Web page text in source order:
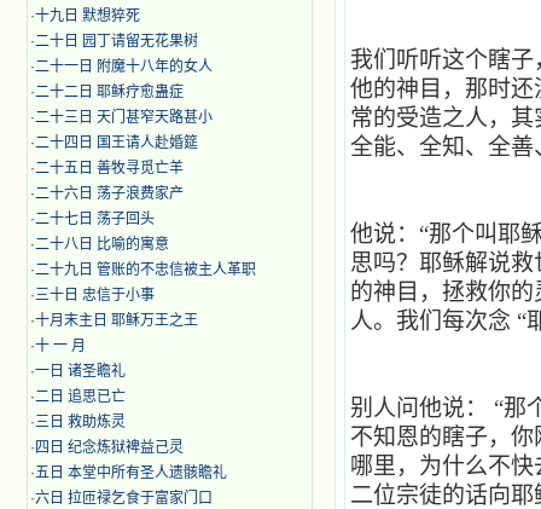
·十九日 默想猝死
·二十日 园丁请留无花果树
·二十一日 附魔十八年的女人
·二十二日 耶稣疗愈蛊症
·二十三日 天门甚窄天路甚小
·二十四日 国王请人赴婚筵
·二十五日 善牧寻觅亡羊
·二十六日 荡子浪费家产
·二十七日 荡子回头
·二十八日 比喻的寓意
·二十九日 管账的不忠信被主人革职
·三十日 忠信于小事
·十月末主日 耶稣万王之王
·十 一 月
·一日 诸圣瞻礼
·二日 追思已亡
·三日 救助炼灵
· 四日 纪念炼狱裨益己灵
·五日 本堂中所有圣人遗骸瞻礼
·六日 拉匝禄乞食于富家门口
我们听听这个瞎
他的神目，那时
常的受造之人，
全能、全知、全
他说：“那个叫耶
思吗？耶稣解说
的神目，拯救你
人。我们每次念 “
别人问他说：
“那
不知恩的瞎子，
哪里，为什么不
二位宗徒的话向耶